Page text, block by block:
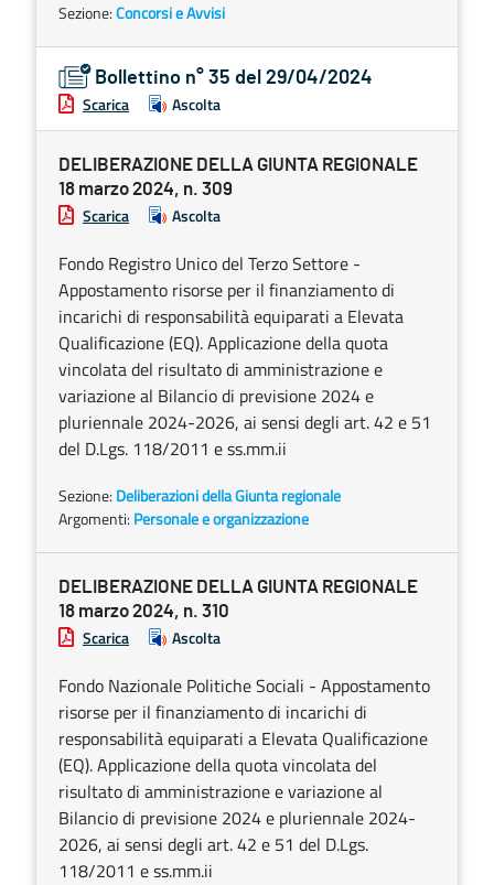
Sezione:Concorsi e Avvisi
Bollettino n° 35 del 29/04/2024
Scarica Ascolta
DELIBERAZIONE DELLA GIUNTA REGIONALE
18 marzo 2024, n. 309
Scarica Ascolta
Fondo Registro Unico del Terzo Settore -
Appostamento risorse per il finanziamento di
incarichi di responsabilità equiparati a Elevata
Qualificazione (EQ). Applicazione della quota
vincolata del risultato di amministrazione e
variazione al Bilancio di previsione 2024 e
pluriennale 2024-2026, ai sensi degli art. 42 e 51
del D.Lgs. 118/2011 e ss.mm.ii
Sezione: Deliberazioni della Giunta regionale
Argomenti: Personale e organizzazione
DELIBERAZIONE DELLA GIUNTA REGIONALE
18 marzo 2024, n. 310
Scarica Ascolta
Fondo Nazionale Politiche Sociali - Appostamento
risorse per il finanziamento di incarichi di
responsabilità equiparati a Elevata Qualificazione
(EQ). Applicazione della quota vincolata del
risultato di amministrazione e variazione al
Bilancio di previsione 2024 e pluriennale 2024-
2026, ai sensi degli art. 42 e 51 del D.Lgs.
118/2011 e ss.mm.ii